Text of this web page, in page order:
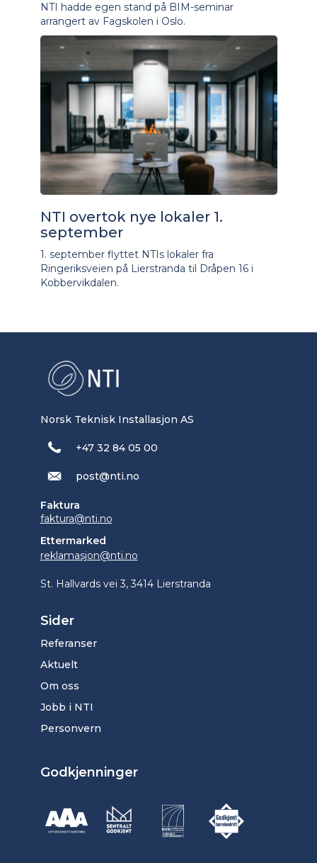
NTI hadde egen stand på BIM-seminar
arrangert av Fagskolen i Oslo.
NTI overtok nye lokaler 1.
september
1. september flyttet NTIs lokaler fra
Ringeriksveien på Lierstranda til Dråpen 16 i
Kobbervikdalen.
Norsk Teknisk Installasjon AS
+47 32 84 05 00
post@nti.no
Faktura
faktura@nti.no
Ettermarked
reklamasjon@nti.no
St. Hallvards vei 3, 3414 Lierstranda
Sider
Referanser
Aktuelt
Om oss
Jobb i NTI
Personvern
Godkjenninger